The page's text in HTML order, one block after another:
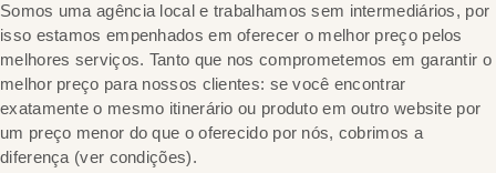
Somos uma agência local e trabalhamos sem intermediários, por
isso estamos empenhados em oferecer o melhor preço pelos
melhores serviços. Tanto que nos comprometemos em garantir o
melhor preço para nossos clientes: se você encontrar
exatamente o mesmo itinerário ou produto em outro website por
um preço menor do que o oferecido por nós, cobrimos a
diferença (ver condições).